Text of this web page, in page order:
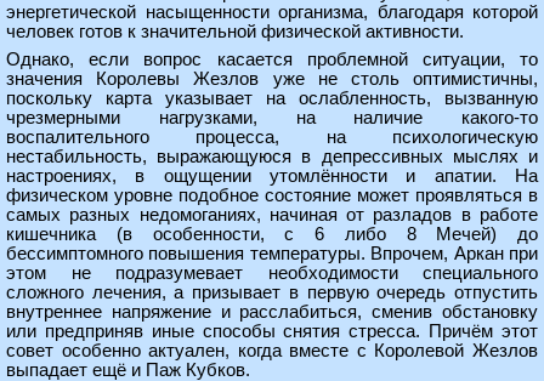
энергетической насыщенности организма, благодаря которой
человек готов к значительной физической активности.
Однако, если вопрос касается проблемной ситуации, то
значения Королевы Жезлов уже не столь оптимистичны,
поскольку карта указывает на ослабленность, вызванную
чрезмерными нагрузками, на наличие какого-то
воспалительного процесса, на психологическую
нестабильность, выражающуюся в депрессивных мыслях и
настроениях, в ощущении утомлённости и апатии. На
физическом уровне подобное состояние может проявляться в
самых разных недомоганиях, начиная от разладов в работе
кишечника (в особенности, с 6 либо 8 Мечей) до
бессимптомного повышения температуры. Впрочем, Аркан при
этом не подразумевает необходимости специального
сложного лечения, а призывает в первую очередь отпустить
внутреннее напряжение и расслабиться, сменив обстановку
или предприняв иные способы снятия стресса. Причём этот
совет особенно актуален, когда вместе с Королевой Жезлов
выпадает ещё и Паж Кубков.